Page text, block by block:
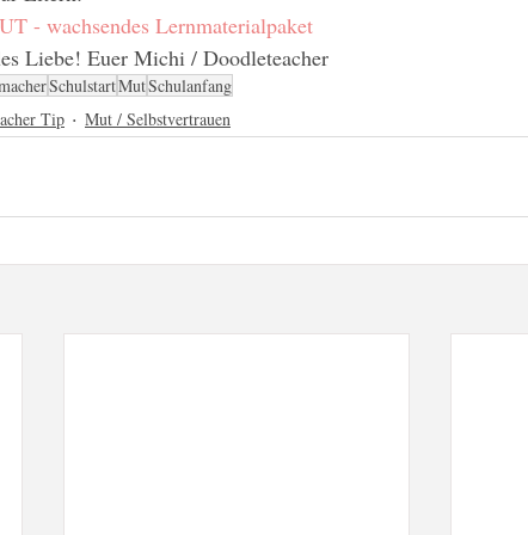
- wachsendes Lernmaterialpaket
Liebe! Euer Michi / Doodleteacher
SchulstartMutSchulanfang
Tip Mut / Selbstvertrauen